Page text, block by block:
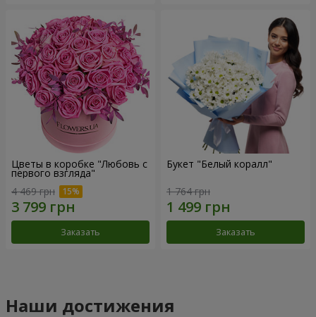
Цветы в коробке "Любовь с
первого взгляда"
4 469 грн
Заказать
Букет "Белый коралл"
1 764 грн
Заказать
Наши достижения